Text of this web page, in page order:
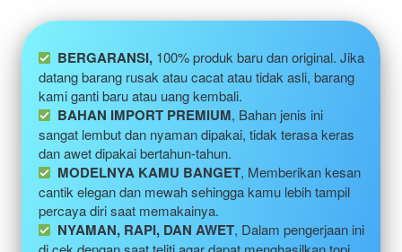
BERGARANSI, 100% produk baru dan original. Jika
datang barang rusak atau cacat atau tidak asli, barang
kami ganti baru atau uang kembali.
BAHAN IMPORT PREMIUM, Bahan jenis ini
sangat lembut dan nyaman dipakai, tidak terasa keras
dan awet dipakai bertahun-tahun.
MODELNYA KAMU BANGET, Memberikan kesan
cantik elegan dan mewah sehingga kamu lebih tampil
percaya diri saat memakainya.
  NYAMAN, RAPI, DAN AWET
, Dalam pengerjaan ini